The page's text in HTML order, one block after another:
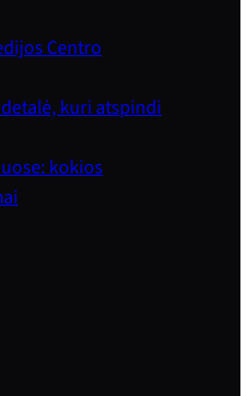
Centro
kuri atspindi
kokios